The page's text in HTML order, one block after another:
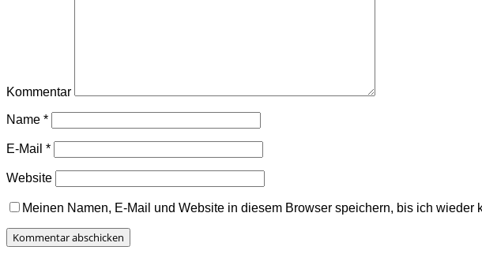
Kommentar
Name *
E-Mail *
Website
Meinen Namen, E-Mail und Website in diesem Browser speichern, bis ich wieder